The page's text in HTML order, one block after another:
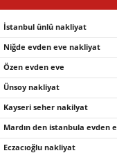
i̇stanbul ünlü nakliyat
niğde evden eve nakliyat
özen evden eve
ünsoy nakliyat
kayseri seher nakilyat
mardin den i̇stanbula evden
eczacıoğlu nakliyat